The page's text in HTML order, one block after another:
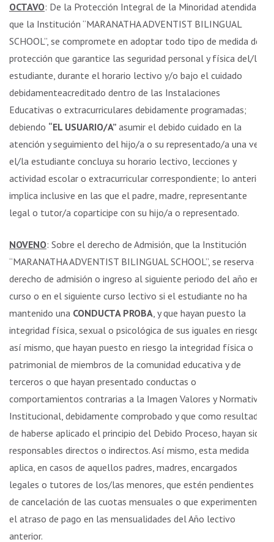
OCTAVO: De la Protección Integral de la Minoridad atendida,
que la Institución “MARANATHA ADVENTIST BILINGUAL
SCHOOL”, se compromete en adoptar todo tipo de medida de
protección que garantice las seguridad personal y física del/la
estudiante, durante el horario lectivo y/o bajo el cuidado
debidamenteacreditado dentro de las Instalaciones
Educativas o extracurriculares debidamente programadas;
debiendo “EL USUARIO/A” asumir el debido cuidado en la
atención y seguimiento del hijo/a o su representado/a una vez
el/la estudiante concluya su horario lectivo, lecciones y
actividad escolar o extracurricular correspondiente; lo anterior
implica inclusive en las que el padre, madre, representante
legal o tutor/a coparticipe con su hijo/a o representado.
NOVENO: Sobre el derecho de Admisión, que la Institución
“MARANATHA ADVENTIST BILINGUAL SCHOOL”, se reserva el
derecho de admisión o ingreso al siguiente periodo del año en
curso o en el siguiente curso lectivo si el estudiante no ha
mantenido una CONDUCTA PROBA, y que hayan puesto la
integridad física, sexual o psicológica de sus iguales en riesgo,
así mismo, que hayan puesto en riesgo la integridad física o
patrimonial de miembros de la comunidad educativa y de
terceros o que hayan presentado conductas o
comportamientos contrarias a la Imagen Valores y Normativa
Institucional, debidamente comprobado y que como resultado
de haberse aplicado el principio del Debido Proceso, hayan sido
responsables directos o indirectos. Así mismo, esta medida
aplica, en casos de aquellos padres, madres, encargados
legales o tutores de los/las menores, que estén pendientes
de cancelación de las cuotas mensuales o que experimenten
el atraso de pago en las mensualidades del Año lectivo
anterior.